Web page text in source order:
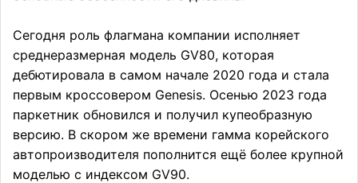
Сегодня роль флагмана компании исполняет
среднеразмерная модель GV80, которая
дебютировала в самом начале 2020 года и стала
первым кроссовером Genesis. Осенью 2023 года
паркетник обновился и получил купеобразную
версию. В скором же времени гамма корейского
автопроизводителя пополнится ещё более крупной
моделью с индексом GV90.